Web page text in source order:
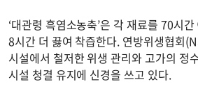
‘대관령 흑염소농축’은 각 재료를 70시
8시간 더 끓여 착즙한다. 연방위생협회
시설에서 철저한 위생 관리와 고가의 정
시설 청결 유지에 신경을 쓰고 있다.